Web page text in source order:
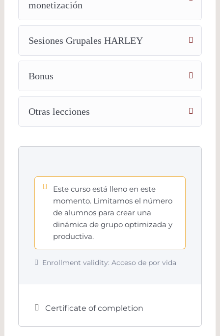
monetización
Sesiones Grupales HARLEY
Bonus
Otras lecciones
Este curso está lleno en este
momento. Limitamos el número
de alumnos para crear una
dinámica de grupo optimizada y
productiva.
Enrollment validity: Acceso de por vida
Certificate of completion